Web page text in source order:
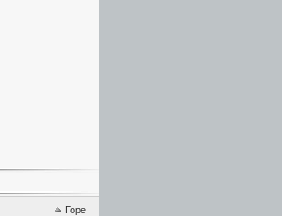
Горе